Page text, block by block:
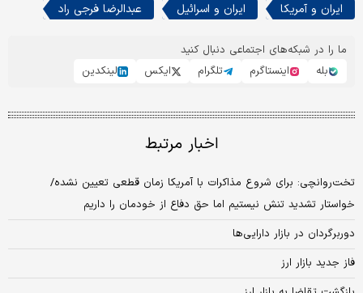
ایران و آمریکا ایران و اسرائیل عبدالرضا فرجی راد
ما را در شبکه‌های اجتماعی دنبال کنید
بله
اینستاگرم تلگرام ایکس لینکدین
اخبار مرتبط
تخت‌روانچی: برای شروع مذاکرات با آمریکا زمان قطعی تعیین نشده/
خواستار تشدید تنش نیستیم اما حق دفاع از خودمان را داریم
دوربرگردان در بازار دارایی‌ها
فاز جدید بازار ارز